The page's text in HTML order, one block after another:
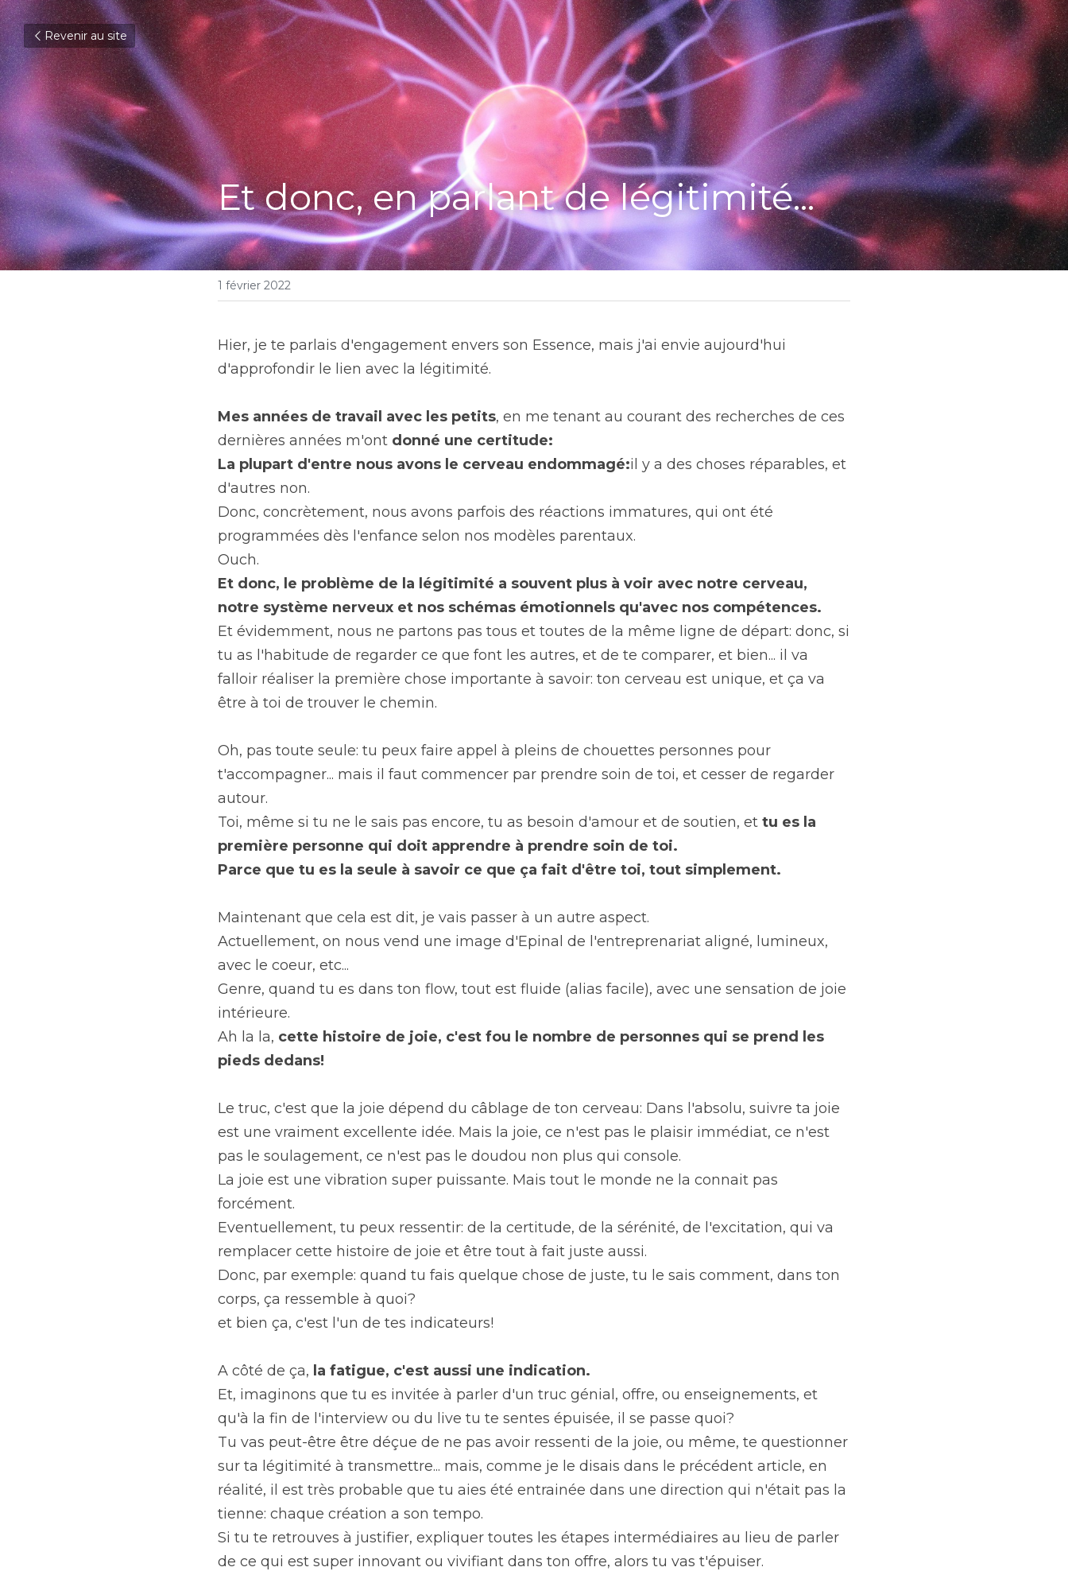
Revenir au site
Et donc, en parlant de légitimité...
1 février 2022
Hier, je te parlais d'engagement envers son Essence, mais j'ai envie aujourd'hui
d'approfondir le lien avec la légitimité.
Mes années de travail avec les petits, en me tenant au courant des recherches de ces
dernières années m'ont donné une certitude:
La plupart d'entre nous avons le cerveau endommagé:il y a des choses réparables, et
d'autres non.
Donc, concrètement, nous avons parfois des réactions immatures, qui ont été
programmées dès l'enfance selon nos modèles parentaux.
Ouch.
Et donc, le problème de la légitimité a souvent plus à voir avec notre cerveau,
notre système nerveux et nos schémas émotionnels qu'avec nos compétences.
Et évidemment, nous ne partons pas tous et toutes de la même ligne de départ: donc, si
tu as l'habitude de regarder ce que font les autres, et de te comparer, et bien... il va
falloir réaliser la première chose importante à savoir: ton cerveau est unique, et ça va
être à toi de trouver le chemin.
Oh, pas toute seule: tu peux faire appel à pleins de chouettes personnes pour
t'accompagner... mais il faut commencer par prendre soin de toi, et cesser de regarder
autour.
Toi, même si tu ne le sais pas encore, tu as besoin d'amour et de soutien, et tu es la
première personne qui doit apprendre à prendre soin de toi.
Parce que tu es la seule à savoir ce que ça fait d'être toi, tout simplement.
Maintenant que cela est dit, je vais passer à un autre aspect.
Actuellement, on nous vend une image d'Epinal de l'entreprenariat aligné, lumineux,
avec le coeur, etc...
Genre, quand tu es dans ton flow, tout est fluide (alias facile), avec une sensation de joie
intérieure.
Ah la la, cette histoire de joie, c'est fou le nombre de personnes qui se prend les
pieds dedans!
Le truc, c'est que la joie dépend du câblage de ton cerveau: Dans l'absolu, suivre ta joie
est une vraiment excellente idée. Mais la joie, ce n'est pas le plaisir immédiat, ce n'est
pas le soulagement, ce n'est pas le doudou non plus qui console.
La joie est une vibration super puissante. Mais tout le monde ne la connait pas
forcément.
Eventuellement, tu peux ressentir: de la certitude, de la sérénité, de l'excitation, qui va
remplacer cette histoire de joie et être tout à fait juste aussi.
Donc, par exemple: quand tu fais quelque chose de juste, tu le sais comment, dans ton
corps, ça ressemble à quoi?
et bien ça, c'est l'un de tes indicateurs!
A côté de ça, la fatigue, c'est aussi une indication.
Et, imaginons que tu es invitée à parler d'un truc génial, offre, ou enseignements, et
qu'à la fin de l'interview ou du live tu te sentes épuisée, il se passe quoi?
Tu vas peut-être être déçue de ne pas avoir ressenti de la joie, ou même, te questionner
sur ta légitimité à transmettre... mais, comme je le disais dans le précédent article, en
réalité, il est très probable que tu aies été entrainée dans une direction qui n'était pas la
tienne: chaque création a son tempo.
Si tu te retrouves à justifier, expliquer toutes les étapes intermédiaires au lieu de parler
de ce qui est super innovant ou vivifiant dans ton offre, alors tu vas t'épuiser.